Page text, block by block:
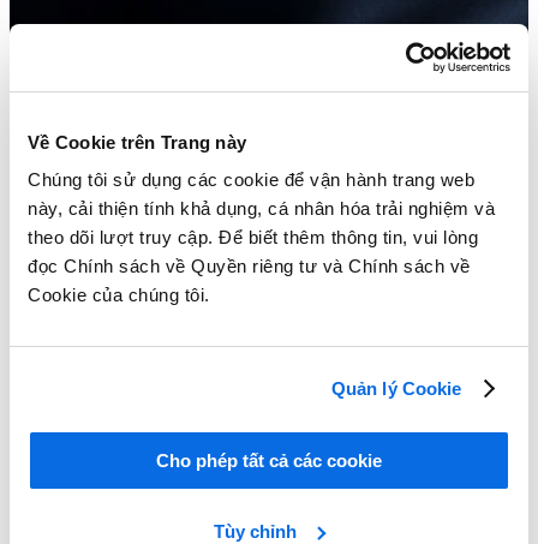
Về Cookie trên Trang này
Chúng tôi sử dụng các cookie để vận hành trang web
này, cải thiện tính khả dụng, cá nhân hóa trải nghiệm và
theo dõi lượt truy cập. Để biết thêm thông tin, vui lòng
đọc Chính sách về Quyền riêng tư và Chính sách về
Cookie của chúng tôi.
Quản lý Cookie
Cho phép tất cả các cookie
Tùy chỉnh